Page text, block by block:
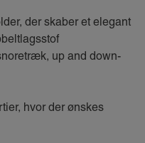
der skaber et elegant
up and down-
hvor der ønskes